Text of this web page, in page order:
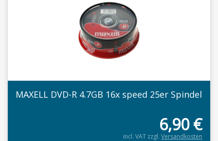
MAXELL DVD-R 4.7GB 16x speed 25er Spindel
6,90€
incl. VAT zzgl. Versandkosten